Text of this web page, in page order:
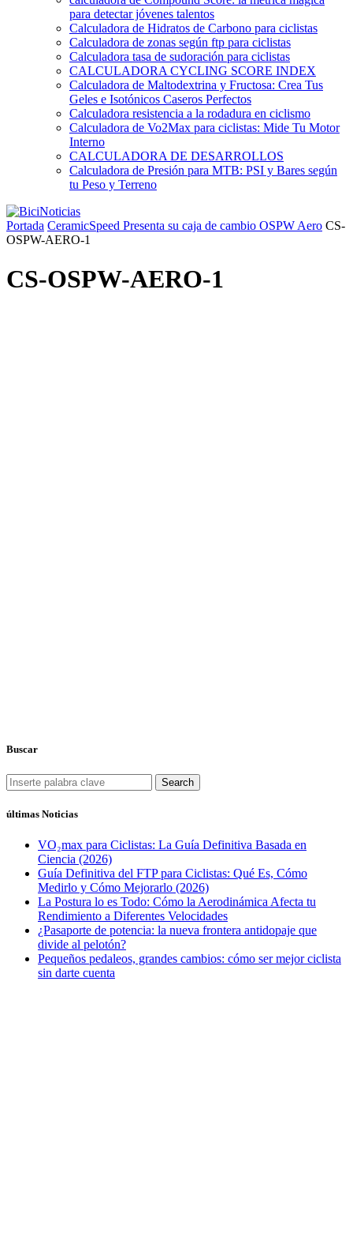
para detectar jóvenes talentos
Calculadora de Hidratos de Carbono para ciclistas
Calculadora de zonas según ftp para ciclistas
Calculadora tasa de sudoración para ciclistas
CALCULADORA CYCLING SCORE INDEX
Calculadora de Maltodextrina y Fructosa: Crea Tus
Geles e Isotónicos Caseros Perfectos
Calculadora resistencia a la rodadura en ciclismo
Calculadora de Vo2Max para ciclistas: Mide Tu Motor
Interno
CALCULADORA DE DESARROLLOS
Calculadora de Presión para MTB: PSI y Bares según
tu Peso y Terreno
Portada CeramicSpeed Presenta su caja de cambio OSPW Aero CS-
OSPW-AERO-1
CS-OSPW-AERO-1
Buscar
Search
últimas Noticias
VO₂max para Ciclistas: La Guía Definitiva Basada en
Ciencia (2026)
Guía Definitiva del FTP para Ciclistas: Qué Es, Cómo
Medirlo y Cómo Mejorarlo (2026)
La Postura lo es Todo: Cómo la Aerodinámica Afecta tu
Rendimiento a Diferentes Velocidades
¿Pasaporte de potencia: la nueva frontera antidopaje que
divide al pelotón?
Pequeños pedaleos, grandes cambios: cómo ser mejor ciclista
sin darte cuenta